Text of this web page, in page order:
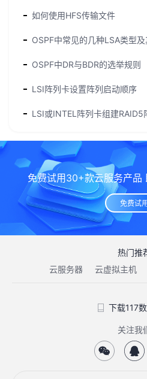
如何使用HFS传输文件
OSPF中常见的几种LSA类型
OSPF中DR与BDR的选举规则
LSI阵列卡设置阵列启动顺序
LSI或INTEL阵列卡组建RAID5
免费试用30+款云服务产品
免费试
热门推
云服务器
云虚拟主机
下载117
关注我